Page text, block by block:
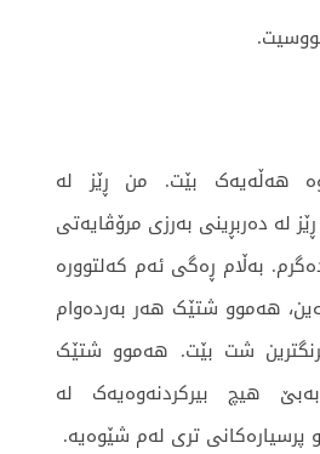
هەڵەیەک بێت. من ڕێز لە
لە دەربڕینی بەرزی مرۆڤایەتی
بەڵام ڕەگی ئەم کەلتوورە
هەموو شتێک هەر بەردەوام
شت بێت. هەموو شتێک
هیچ بیرکردنەوەیەک لە
پرسیارەکانی تری لەم شێوەیە.